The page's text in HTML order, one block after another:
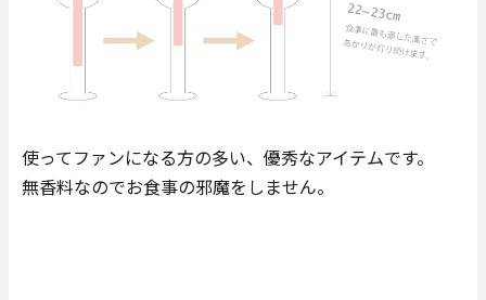
使ってファンになる方の多い、優秀なアイテムです。
無香料なのでお食事の邪魔をしません。